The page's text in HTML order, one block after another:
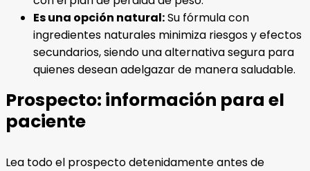
Es una opción natural:Su fórmula con
ingredientes naturales minimiza riesgos y efectos
secundarios, siendo una alternativa segura para
quienes desean adelgazar de manera saludable.
Prospecto: información para el
paciente
Lea todo el prospecto detenidamente antes de